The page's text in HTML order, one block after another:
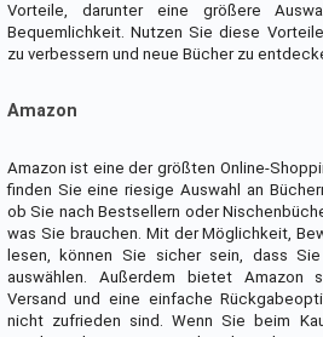
Vorteile, darunter eine größere
Bequemlichkeit. Nutzen Sie diese
zu verbessern und neue Bücher zu
Amazon
Amazon ist eine der größten Online-
finden Sie eine riesige Auswahl an
ob Sie nach Bestsellern oder
was Sie brauchen. Mit der Möglichkeit,
lesen, können Sie sicher sein, dass
auswählen. Außerdem bietet Amazon
Versand und eine einfache
nicht zufrieden sind. Wenn Sie beim